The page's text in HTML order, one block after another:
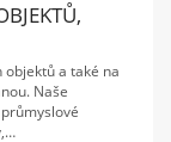
a také na
Naše